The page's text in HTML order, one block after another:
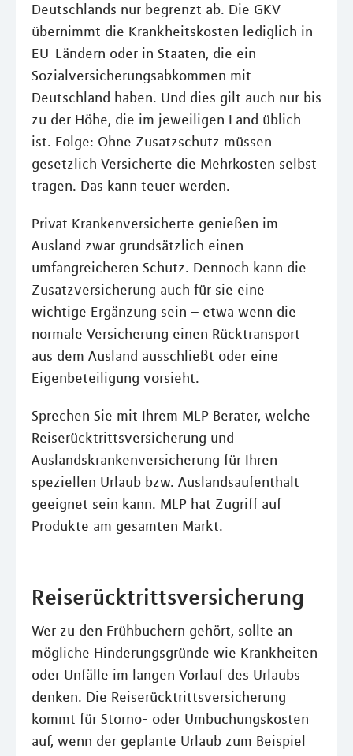
Deutschlands nur begrenzt ab. Die GKV
übernimmt die Krankheitskosten lediglich in
EU-Ländern oder in Staaten, die ein
Sozialversicherungsabkommen mit
Deutschland haben. Und dies gilt auch nur bis
zu der Höhe, die im jeweiligen Land üblich
ist. Folge: Ohne Zusatzschutz müssen
gesetzlich Versicherte die Mehrkosten selbst
tragen. Das kann teuer werden.
Privat Krankenversicherte genießen im
Ausland zwar grundsätzlich einen
umfangreicheren Schutz. Dennoch kann die
Zusatzversicherung auch für sie eine
wichtige Ergänzung sein – etwa wenn die
normale Versicherung einen Rücktransport
aus dem Ausland ausschließt oder eine
Eigenbeteiligung vorsieht.
Sprechen Sie mit Ihrem MLP Berater, welche
Reiserücktrittsversicherung und
Auslandskrankenversicherung für Ihren
speziellen Urlaub bzw. Auslandsaufenthalt
geeignet sein kann. MLP hat Zugriff auf
Produkte am gesamten Markt.
Reiserücktrittsversicherung
Wer zu den Frühbuchern gehört, sollte an
mögliche Hinderungsgründe wie Krankheiten
oder Unfälle im langen Vorlauf des Urlaubs
denken. Die Reiserücktrittsversicherung
kommt für Storno- oder Umbuchungskosten
auf, wenn der geplante Urlaub zum Beispiel